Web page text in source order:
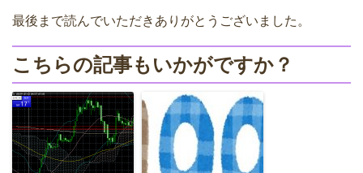
最後まで読んでいただきありがとうございました。
こちらの記事もいかがですか？